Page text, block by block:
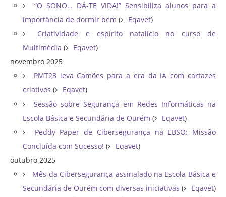
“O SONO… DÁ-TE VIDA!” Sensibiliza alunos para a
importância de dormir bem ( Eqavet)
Criatividade e espírito natalício no curso de
Multimédia ( Eqavet)
novembro 2025
PMT23 leva Camões para a era da IA com cartazes
criativos ( Eqavet)
Sessão sobre Segurança em Redes Informáticas na
Escola Básica e Secundária de Ourém ( Eqavet)
Peddy Paper de Cibersegurança na EBSO: Missão
Concluída com Sucesso! ( Eqavet)
outubro 2025
Mês da Cibersegurança assinalado na Escola Básica e
Secundária de Ourém com diversas iniciativas ( Eqavet)